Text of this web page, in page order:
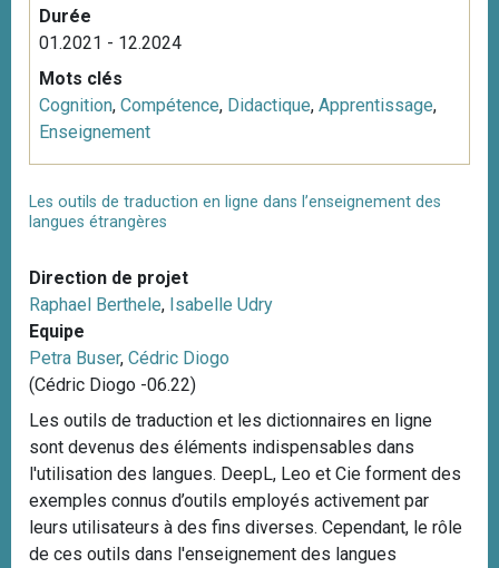
Durée
01.2021 - 12.2024
Mots clés
Cognition, Compétence, Didactique, Apprentissage,
Enseignement
Les outils de traduction en ligne dans l’enseignement des
langues étrangères
Direction de projet
Raphael Berthele, Isabelle Udry
Equipe
Petra Buser, Cédric Diogo
(Cédric Diogo -06.22)
Les outils de traduction et les dictionnaires en ligne
sont devenus des éléments indispensables dans
l'utilisation des langues. DeepL, Leo et Cie forment des
exemples connus d’outils employés activement par
leurs utilisateurs à des fins diverses. Cependant, le rôle
de ces outils dans l'enseignement des langues